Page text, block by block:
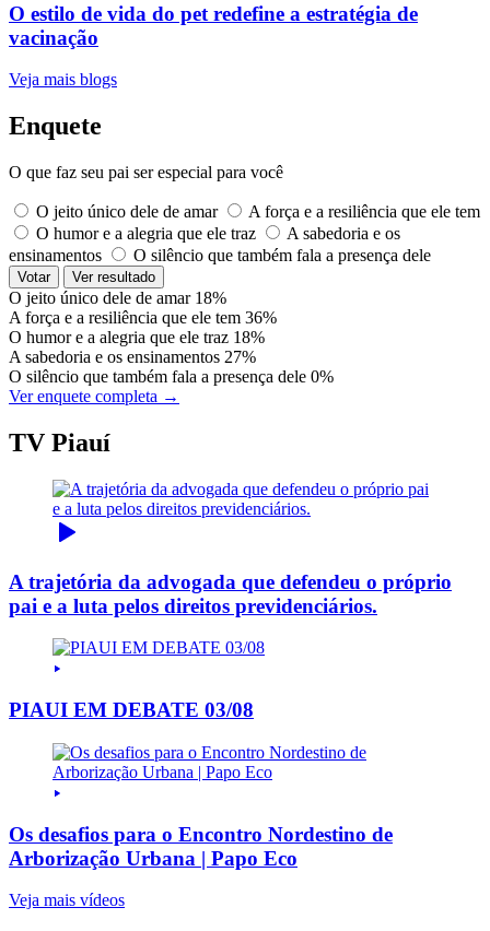
O estilo de vida do pet redefine a estratégia de
vacinação
Veja mais blogs
Enquete
O que faz seu pai ser especial para você
O jeito único dele de amar
A força e a resiliência que ele tem
O humor e a alegria que ele traz
A sabedoria e os
ensinamentos
O silêncio que também fala a presença dele
Votar Ver resultado
O jeito único dele de amar 18%
A força e a resiliência que ele tem 36%
O humor e a alegria que ele traz 18%
A sabedoria e os ensinamentos 27%
O silêncio que também fala a presença dele 0%
Ver enquete completa →
TV Piauí
A trajetória da advogada que defendeu o próprio
pai e a luta pelos direitos previdenciários.
PIAUI EM DEBATE 03/08
Os desafios para o Encontro Nordestino de
Arborização Urbana | Papo Eco
Veja mais vídeos